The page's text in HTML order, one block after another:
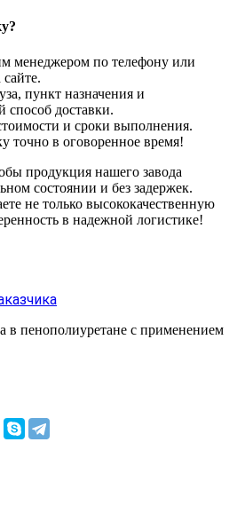
менеджером по телефону или
сайте.
пункт назначения и
способ доставки.
и сроки выполнения.
точно в оговоренное время!
продукция нашего завода
состоянии и без задержек.
не только высококачественную
в надежной логистике!
в пенополиуретане с применением